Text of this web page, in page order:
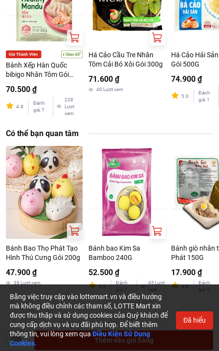
Thêm vào giỏ hàng
Bánh Xếp Hàn Quốc
bibigo Nhân Tôm Gói
70.500 ₫
4.8
Đánh
giá:7
228
Lượt
xem
Há Cảo Cầu Tre Nhân
Tôm Cải Bó Xôi Gói 300g
71.600 ₫
40 Lượt xem
Há Cảo Hải
Gói 500G
74.900 ₫
5.0
Đánh
giá: 1
Có thể bạn quan tâm
Bánh Bao Thọ Phát Tạo
Hình Thú Cưng Gói 200g
47.900 ₫
38 Lượt xem
Bánh bao Kim Sa
Bamboo 240G
52.500 ₫
4.9
Đánh
giá 7
45 Lượt
xem
Bánh giò nhân
Phát 150G
17.900 ₫
4.0
Đánh
giá
Bằng việc truy cập vào lottemart.vn và điều hướng
mà không điều chỉnh các tham số, LOTTE Mart xin
được thu thập và sử dụng cookies của Quý khách để
cung cấp dịch vụ và ưu đãi phù hợp. Để biết thêm
thông tin, vui lòng xem quaĐiều Kiện Sử Dụng
Cookies.
Đã hiểu